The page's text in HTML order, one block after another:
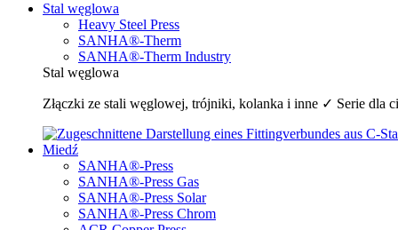
Stal węglowa
Heavy Steel Press
SANHA®-Therm
SANHA®-Therm Industry
Stal węglowa
Złączki ze stali węglowej, trójniki, kolanka i inne ✓ Serie dla
Miedź
SANHA®-Press
SANHA®-Press Gas
SANHA®-Press Solar
SANHA®-Press Chrom